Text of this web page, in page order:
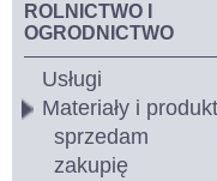
ROLNICTWO I
OGRODNICTWO
Usługi
Materiały i
sprzedam
zakupię